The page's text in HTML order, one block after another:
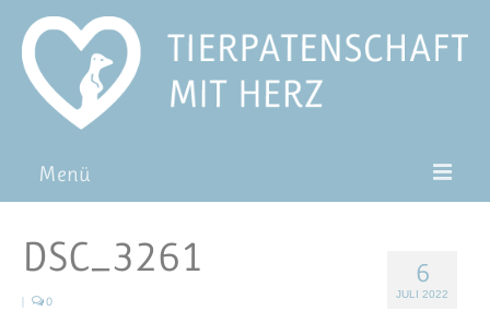
Menü
Pat*in werden 6
JULI 2022
DSC_3261
| 0